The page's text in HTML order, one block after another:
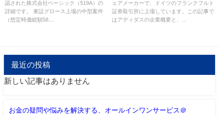
認された株式会社ベーシック（519A）の
詳細です。 東証グロース上場の中型案件
（想定時価総額58....
ェアメーカーで、ドイツのフランクフルト
証券取引所に上場しています。この記事で
はアディダスの企業概要と、...
最近の投稿
新しい記事はありません
お金の疑問や悩みを解決する、オールインワンサービス＠